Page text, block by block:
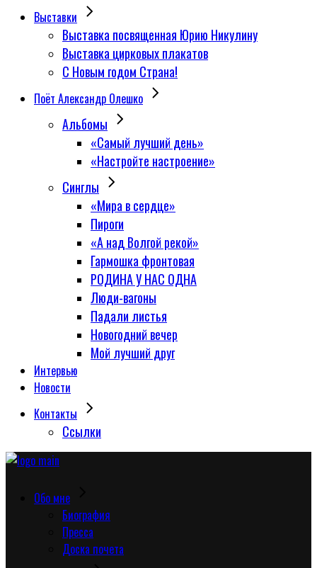
Выставки
Выставка посвященная Юрию Никулину
Выставка цирковых плакатов
С Новым годом Страна!
Поёт Александр Олешко
Альбомы
«Самый лучший день»
«Настройте настроение»
Синглы
«Мира в сердце»
Пироги
«А над Волгой рекой»
Гармошка фронтовая
РОДИНА У НАС ОДНА
Люди-вагоны
Падали листья
Новогодний вечер
Мой лучший друг
Интервью
Новости
Контакты
Сcылки
Обо мне
Биография
Пресса
Доска почета